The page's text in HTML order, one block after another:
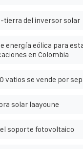
tierra del inversor solar
energía eólica para
en Colombia
vatios se vende por
solar laayoune
soporte fotovoltaico